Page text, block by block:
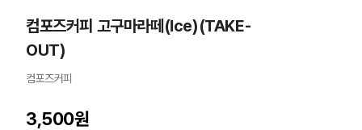
컴포즈커피 고구마라떼(Ice)(TAKE-
OUT)
컴포즈커피
3,500원